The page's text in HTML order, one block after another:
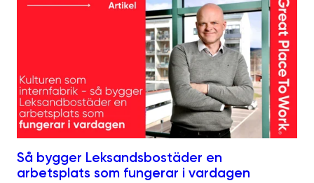
Så bygger Leksandsbostäder en
arbetsplats som fungerar i vardagen